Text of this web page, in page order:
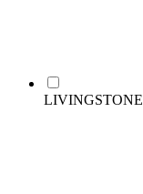
LIVINGSTONE